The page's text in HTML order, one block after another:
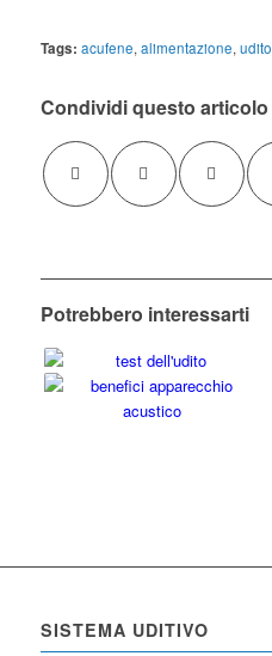
Tags: acufene,alimentazione,udito
Condividi questo articolo
Potrebbero interessarti
SISTEMA UDITIVO